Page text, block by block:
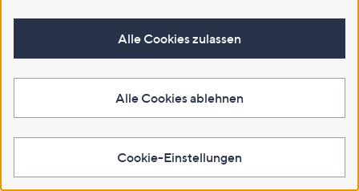
Alle Cookies zulassen
Alle Cookies ablehnen
Cookie-Einstellungen